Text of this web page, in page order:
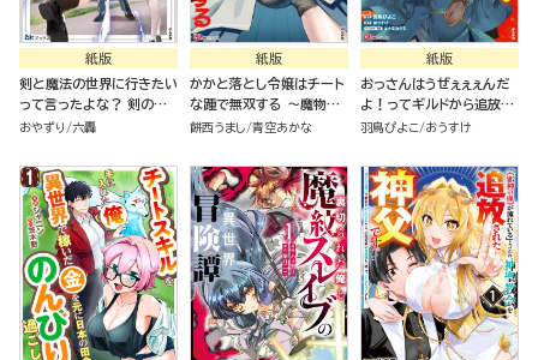
紙版
剣と魔法の世界に行きたい
って言ったよな？ 剣の魔
法じゃなくてさ？ ～ギフト
少女たちと駆け抜ける～
おやずり 六轟
紙版
かかと落とし令嬢はチート
な踵で無双する ～魔物を
即死させて楽しんでいた
壊しました～（１）
餅西うまし 青空あかな
紙版
おっさんはうぜぇぇぇんだ
よ！ってギルドから追放し
たくせに、後から復帰要請
仲間と出会った俺はこっち
で最強を目指す！（５）
羽鳥ぴよこ おうすけ